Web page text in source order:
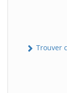
Trouver